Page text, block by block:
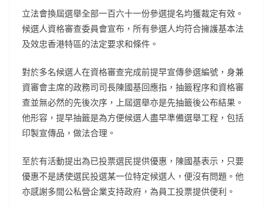
立法會換屆選舉全部一百六十一份參選提名均獲裁定有效。
候選人資格審查委員會宣布，所有參選人均符合擁護基本法
及效忠香港特區的法定要求和條件。
對於多名候選人在資格審查完成前提早宣傳參選編號，身兼
資審會主席的政務司司長陳國基回應指，抽籤程序和資格審
查並無必然的先後次序，上屆選舉亦是先抽籤後公布結果。
他形容，提早抽籤是為方便候選人盡早準備選舉工程，包括
印製宣傳品，做法合理。
至於有活動提出為已投票選民提供優惠，陳國基表示，只要
優惠不是誘使選民投選某一位特定候選人，便沒有問題。他
亦感謝多間公私營企業支持政府，為員工投票提供便利。